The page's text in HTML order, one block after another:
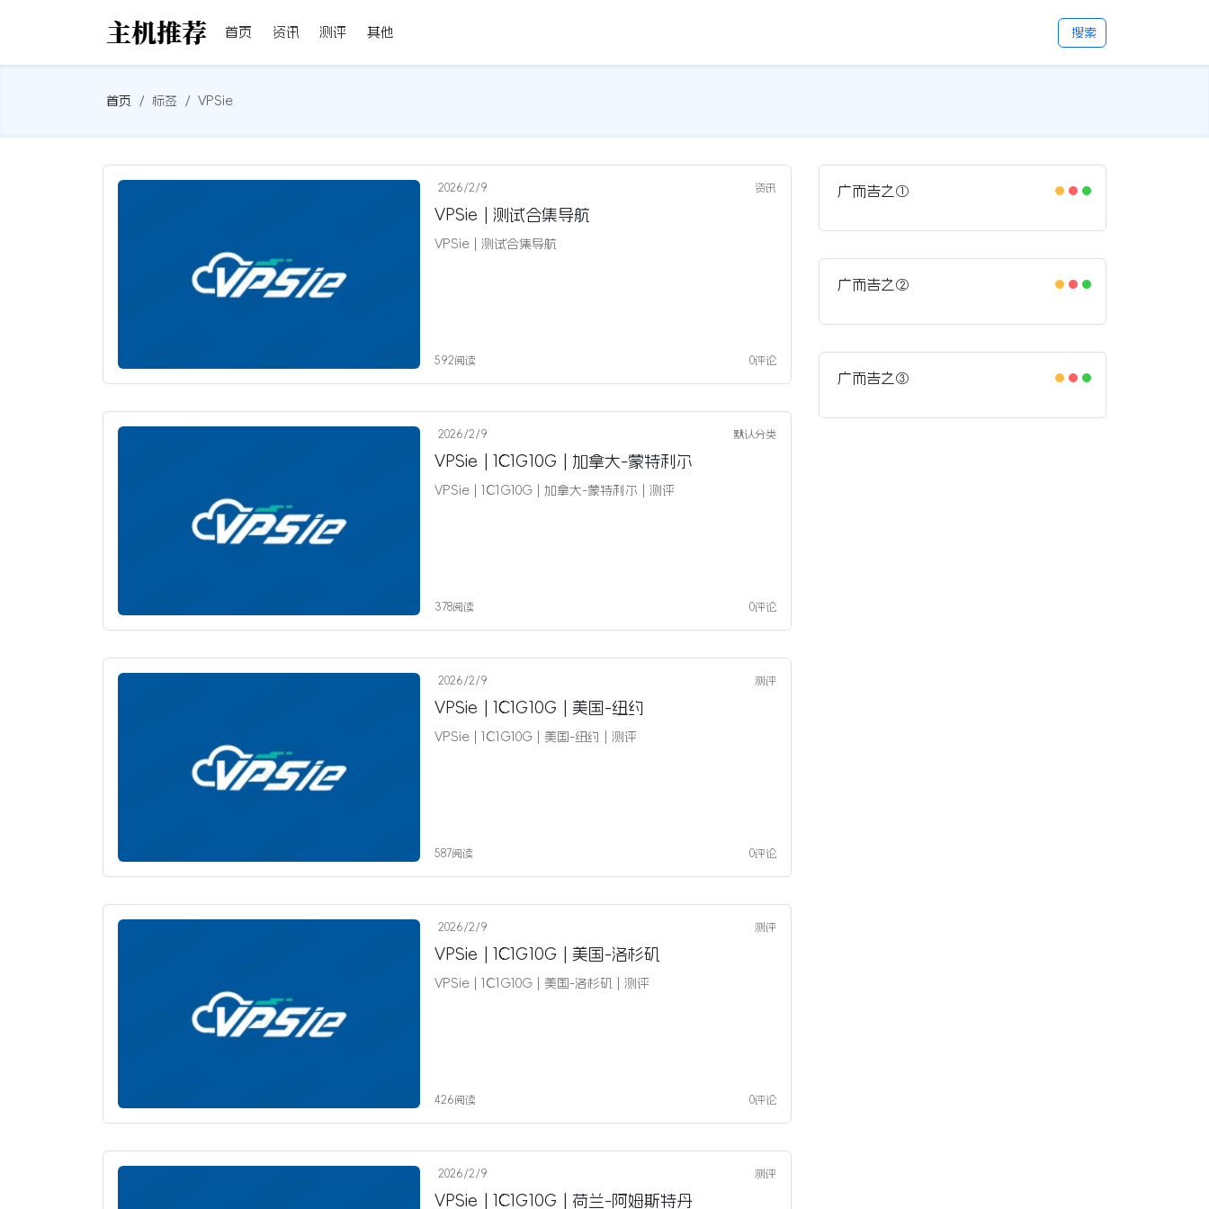
首页 资讯 测评 其他 搜索
首页 标签 VPSie
2026/2/9 资讯
VPSie | 测试合集导航
VPSie | 测试合集导航
592阅读 0评论
2026/2/9 默认分类
VPSie | 1C1G10G | 加拿大-蒙特利尔
VPSie | 1C1G10G | 加拿大-蒙特利尔 | 测评
378阅读 0评论
2026/2/9 测评
VPSie | 1C1G10G | 美国-纽约
VPSie | 1C1G10G | 美国-纽约 | 测评
587阅读 0评论
2026/2/9 测评
VPSie | 1C1G10G | 美国-洛杉矶
VPSie | 1C1G10G | 美国-洛杉矶 | 测评
426阅读 0评论
2026/2/9 测评
VPSie | 1C1G10G | 荷兰-阿姆斯特丹
广而告之①
广而告之②
广而告之③